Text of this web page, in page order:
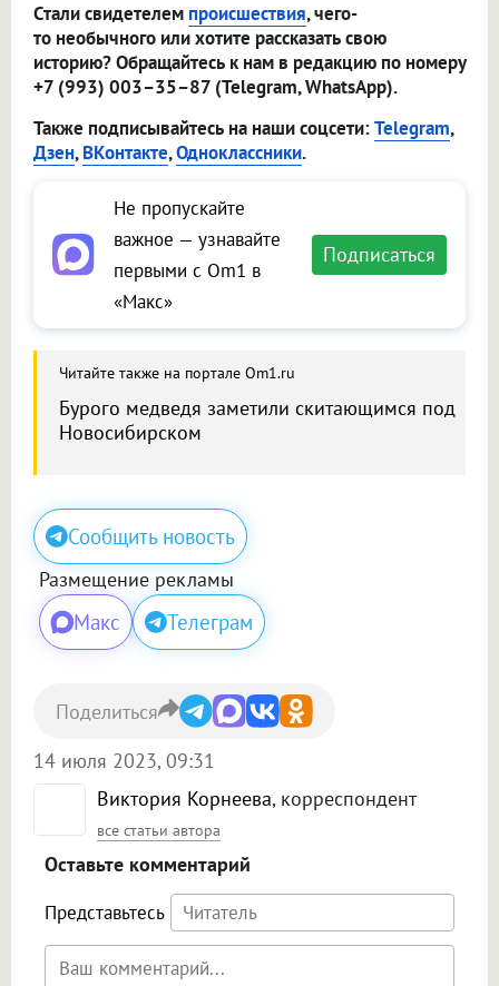
Стали свидетелем происшествия, чего-
то необычного или хотите рассказать свою
историю? Обращайтесь к нам в редакцию по номеру
+7 (993) 003–35–87 (Telegram, WhatsApp).
Также подписывайтесь на наши соцсети:Telegram,
Дзен,ВКонтакте,Одноклассники.
Не пропускайте
важное — узнавайте
первыми с Om1 в
«Макс»
Подписаться
Читайте также на портале Om1.ru
Бурого медведя заметили скитающимся под
Новосибирском
Сообщить новость
Размещение рекламы
Макс Телеграм
Виктория Корнеева, корреспондент
все статьи автора
14 июля 2023, 09:31
Поделиться
Оставьте комментарий
Представьтесь